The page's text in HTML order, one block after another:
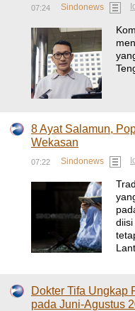
07:24 Sindonews
8 Ayat Salamun,
Wekasan
07:22 Sindonews
diisi
Dokter Tifa Ungkap
pada Juni-Agustus